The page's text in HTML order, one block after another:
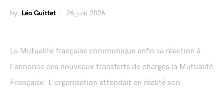
by Léo Guittet 26 juin 2026
La Mutualité française communique enfin sa réaction à
l'annonce des nouveaux transferts de charges la Mutualité
Française. L'organisation attendait en réalité son